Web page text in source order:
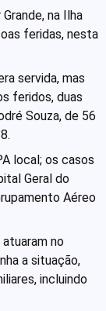
na Ilha
feridas, nesta
servida, mas
feridos, duas
Souza, de 56
local; os casos
Geral do
Aéreo
no
a situação,
incluindo